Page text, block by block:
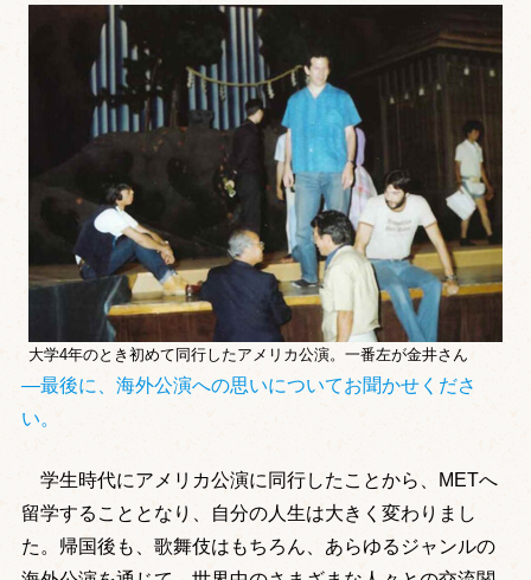
大学4年のとき初めて同行したアメリカ公演。一番左が金井さん
―最後に、海外公演への思いについてお聞かせくださ
い。
学生時代にアメリカ公演に同行したことから、METへ
留学することとなり、自分の人生は大きく変わりまし
た。帰国後も、歌舞伎はもちろん、あらゆるジャンルの